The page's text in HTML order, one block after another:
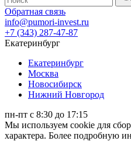
Обратная связь
info@pumori-invest.ru
+7 (343) 287-47-87
Екатеринбург
Екатеринбург
Москва
Новосибирск
Нижний Новгород
пн-пт с 8:30 до 17:15
Мы используем cookie для
характера. Более подробную